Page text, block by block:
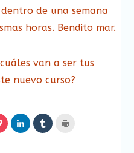
de una semana
horas. Bendito mar.
van a ser tus
nuevo curso?
Haz
clic
para
Haz
clic
para
Haz
clic